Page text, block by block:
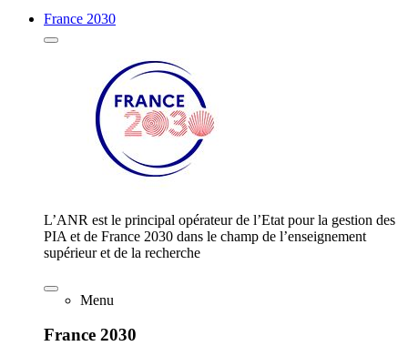
France 2030
L’ANR est le principal opérateur de l’Etat pour la gestion des
PIA et de France 2030 dans le champ de l’enseignement
supérieur et de la recherche
Menu
France 2030